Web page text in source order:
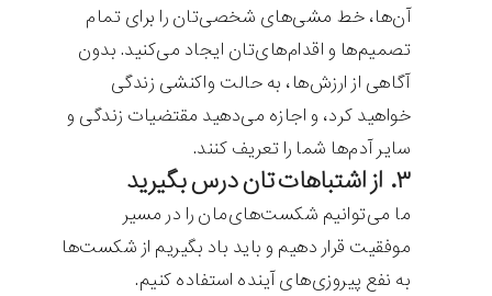
آن‌ها،‌ خط مشی‌های شخصی‌تان را برای تمام
تصمیم‌ها و اقدام‌های‌تان ایجاد می‌کنید. بدون
آگاهی از ارزش‌ها، به حالت واکنشی زندگی
خواهید کرد، و اجازه می‌دهید مقتضیات زندگی و
سایر آدم‌ها شما را تعریف کنند.
۳. از اشتباهات تان درس بگیرید
ما می‌توانیم شکست‌های‌مان را در مسیر
موفقیت قرار دهیم و باید باد بگیریم از شکست‌ها
به نفع پیروزی‌های آینده استفاده کنیم.